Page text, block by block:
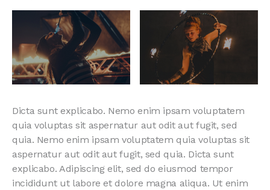
Dicta sunt explicabo. Nemo enim ipsam voluptatem
quia voluptas sit aspernatur aut odit aut fugit, sed
quia. Nemo enim ipsam voluptatem quia voluptas sit
aspernatur aut odit aut fugit, sed quia. Dicta sunt
explicabo. Adipiscing elit, sed do eiusmod tempor
incididunt ut labore et dolore magna aliqua. Ut enim